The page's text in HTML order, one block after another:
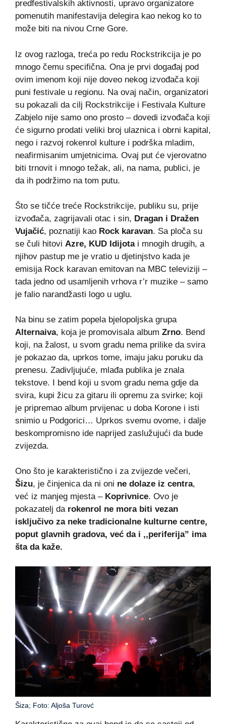
predfestivalskih aktivnosti, upravo organizatore
pomenutih manifestavija delegira kao nekog ko to
može biti na nivou Crne Gore.
Iz ovog razloga, treća po redu Rockstrikcija je po
mnogo čemu specifična. Ona je prvi događaj pod
ovim imenom koji nije doveo nekog izvođača koji
puni festivale u regionu. Na ovaj način, organizatori
su pokazali da cilj Rockstrikcije i Festivala Kulture
Zabjelo nije samo ono prosto – dovedi izvođača koji
će sigurno prodati veliki broj ulaznica i obrni kapital,
nego i razvoj rokenrol kulture i podrška mladim,
neafirmisanim umjetnicima. Ovaj put će vjerovatno
biti trnovit i mnogo težak, ali, na nama, publici, je
da ih podržimo na tom putu.
Što se tičće treće Rockstrikcije, publiku su, prije
izvođača, zagrijavali otac i sin, Dragan i Dražen
Vujačić, poznatiji kao Rock karavan. Sa ploča su
se čuli hitovi Azre, KUD Idijotai mnogih drugih, a
njihov pastup me je vratio u djetinjstvo kada je
emisija Rock karavan emitovan na MBC televiziji –
tada jedno od usamljenih vrhova r’r muzike – samo
je falio narandžasti logo u uglu.
Na binu se zatim popela bjelopoljska grupa
Alternaiva, koja je promovisala album Zrno. Bend
koji, na žalost, u svom gradu nema prilike da svira
je pokazao da, uprkos tome, imaju jaku poruku da
prenesu. Zadivljujuće, mlađa publika je znala
tekstove. I bend koji u svom gradu nema gdje da
svira, kupi žicu za gitaru ili opremu za svirke; koji
je pripremao album prvijenac u doba Korone i isti
snimio u Podgorici… Uprkos svemu ovome, i dalje
beskompromisno ide naprijed zaslužujući da bude
zvijezda.
Ono što je karakteristično i za zvijezde večeri,
Šizu, je činjenica da ni oni ne dolaze iz centra,
već iz manjeg mjesta – Koprivnice. Ovo je
pokazatelj da rokenrol ne mora biti vezan
isključivo za neke tradicionalne kulturne centre,
poput glavnih gradova, već da i ,,periferija” ima
šta da kaže.
Šiza; Foto: Aljoša Turovć